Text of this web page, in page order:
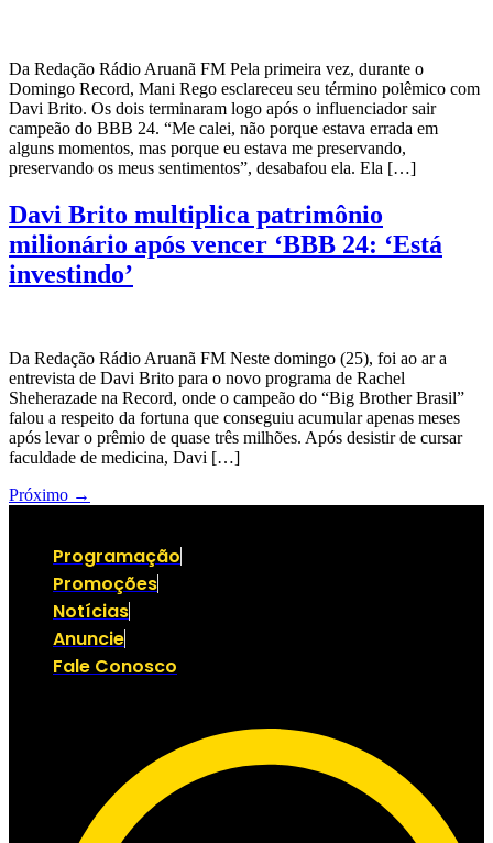
Da Redação Rádio Aruanã FM Pela primeira vez, durante o
Domingo Record, Mani Rego esclareceu seu término polêmico com
Davi Brito. Os dois terminaram logo após o influenciador sair
campeão do BBB 24. “Me calei, não porque estava errada em
alguns momentos, mas porque eu estava me preservando,
preservando os meus sentimentos”, desabafou ela. Ela […]
Davi Brito multiplica patrimônio
milionário após vencer ‘BBB 24: ‘Está
investindo’
Da Redação Rádio Aruanã FM Neste domingo (25), foi ao ar a
entrevista de Davi Brito para o novo programa de Rachel
Sheherazade na Record, onde o campeão do “Big Brother Brasil”
falou a respeito da fortuna que conseguiu acumular apenas meses
após levar o prêmio de quase três milhões. Após desistir de cursar
faculdade de medicina, Davi […]
Próximo →
Programação
Promoções
Notícias
Anuncie
Fale Conosco